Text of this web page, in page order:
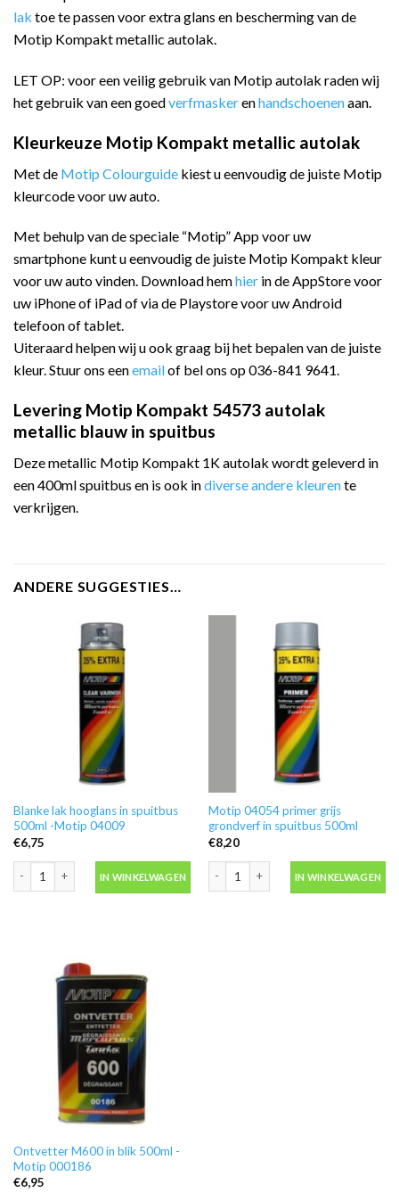
lak toe te passen voor extra glans en bescherming van de
Motip Kompakt metallic autolak.
LET OP: voor een veilig gebruik van Motip autolak raden wij
het gebruik van een goedverfmaskerenhandschoenenaan.
Kleurkeuze Motip Kompakt metallic autolak
Met de Motip Colourguide kiest u eenvoudig de juiste Motip
kleurcode voor uw auto.
Met behulp van de speciale “Motip” App voor uw
smartphone kunt u eenvoudig de juiste Motip Kompakt kleur
voor uw auto vinden. Download hemhier in de AppStore voor
uw iPhone of iPad of via de Playstore voor uw Android
telefoon of tablet.
Uiteraard helpen wij u ook graag bij het bepalen van de juiste
kleur. Stuur ons eenemailof bel ons op 036-841 9641.
Levering Motip Kompakt 54573 autolak
metallic blauw in spuitbus
Deze metallic Motip Kompakt 1K autolak wordt geleverd in
een 400ml spuitbus en is ook indiverse andere kleurente
verkrijgen.
ANDERE SUGGESTIES…
Blanke lak hooglans in spuitbus
500ml -Motip 04009
€6,75
IN WINKELWAGEN
Motip 04054 primer grijs
grondverf in spuitbus 500ml
€8,20
IN WINKELWAGEN
Ontvetter M600 in blik 500ml -
Motip 000186
€6,95